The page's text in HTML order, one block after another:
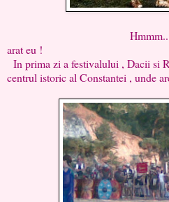
Hmmm...daca ati
arat eu !
In prima zi a festivalului , Dacii si
centrul istoric al Constantei , unde